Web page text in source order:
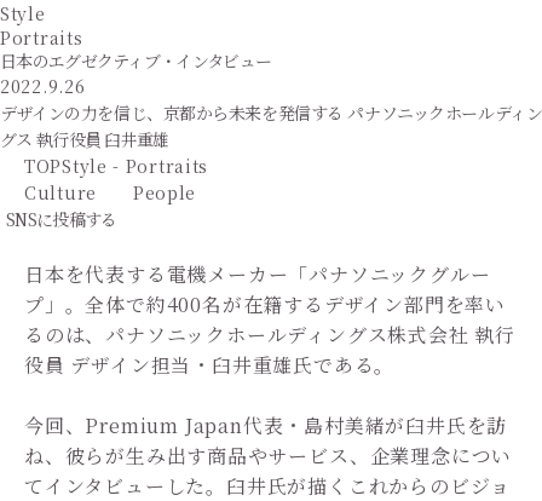
Style
Portraits
日本のエグゼクティブ・インタビュー
2022.9.26
デザインの力を信じ、京都から未来を発信する パナソニックホールディン
グス 執行役員 臼井重雄
TOPStyle - Portraits
Culture
People
SNSに投稿する
日本を代表する電機メーカー「パナソニックグルー
プ」。全体で約400名が在籍するデザイン部門を率い
るのは、パナソニックホールディングス株式会社 執行
役員 デザイン担当・臼井重雄氏である。
今回、Premium Japan代表・島村美緒が臼井氏を訪
ね、彼らが生み出す商品やサービス、企業理念につい
てインタビューした。臼井氏が描くこれからのビジョ